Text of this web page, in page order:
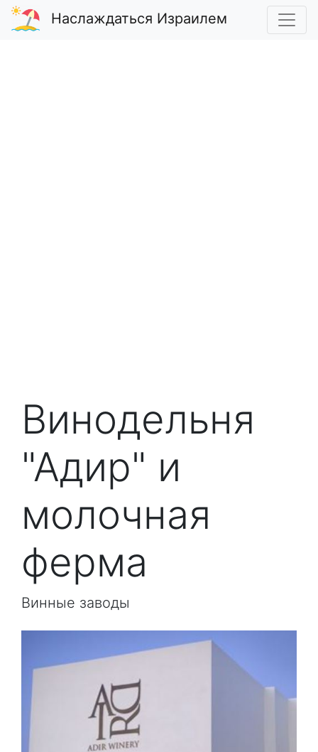
Наслаждаться Израилем
Винодельня
"Адир" и
молочная
ферма
Винные заводы